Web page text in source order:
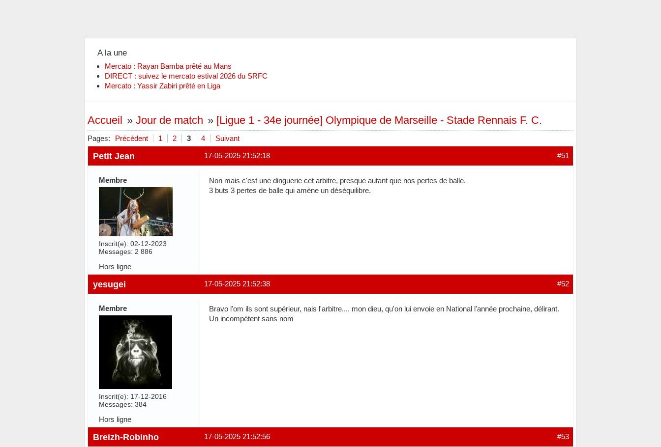
A la une
Mercato : Rayan Bamba prêté au Mans
DIRECT : suivez le mercato estival 2026 du SRFC
Mercato : Yassir Zabiri prêté en Liga
Accueil » Jour de match » [Ligue 1 - 34e journée] Olympique de Marseille - Stade Rennais F. C.
Pages: Précédent 1 2 3 4 Suivant
#51
17-05-2025 21:52:18
Petit Jean
Membre
Inscrit(e): 02-12-2023
Messages: 2 886
Non mais c'est une dinguerie cet arbitre, presque autant que nos pertes de balle.
3 buts 3 pertes de balle qui amène un déséquilibre.
Hors ligne
#52
17-05-2025 21:52:38
yesugei
Membre
Inscrit(e): 17-12-2016
Messages: 384
Bravo l'om ils sont supérieur, nais l'arbitre.... mon dieu, qu'on lui envoie en National l'année prochaine, délirant.
Un incompétent sans nom
Hors ligne
#53
17-05-2025 21:52:56
Breizh-Robinho